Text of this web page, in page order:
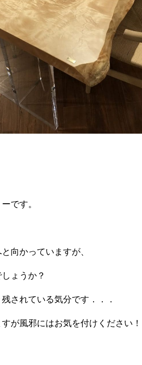
です。
向かっていますが、
ょうか？
されている気分です．．．
が風邪にはお気を付けください！